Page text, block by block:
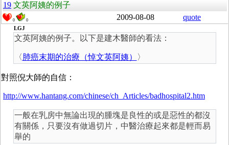
19 文英阿姨的例子
0 0 2009-08-08 quote
LGJ
文英阿姨的例子。以下是建木醫師的看法：
〈肺癌末期的治療（悼文英阿姨） 〉
對照倪大師的自信：
http://www.hantang.com/chinese/ch_Articles/badhospital2.htm
一般在乳房中無論出現的腫塊是良性的或是惡性的都沒
有關係，只要沒有做過切片，中醫治療起來都是輕而易
舉的